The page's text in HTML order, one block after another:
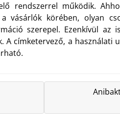
rendszerrel működik.
vásárlók körében, olyan
szerepel. Ezenkívül az
A címketervező, a használati